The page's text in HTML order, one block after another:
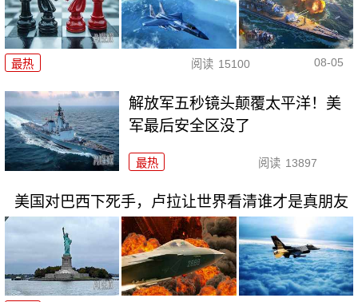
最热 阅读 15100 08-05
解放军五秒镜头颠覆太平洋！美
军最后安全区没了
最热 阅读 13897
美国对巴西下死手，卢拉让世界看清谁才是真朋友